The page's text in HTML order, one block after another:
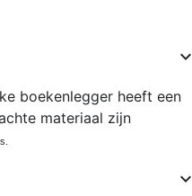

boekenlegger heeft een
materiaal zijn
